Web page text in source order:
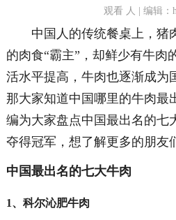
观看 人 | 编辑：
中国人的传统餐桌上，猪
的肉食“霸主”，却鲜少有牛肉
活水平提高，牛肉也逐渐成为
那大家知道中国哪里的牛肉最
编为大家盘点中国最出名的七
夺得冠军，想了解更多的朋友
中国最出名的七大牛肉
1、科尔沁肥牛肉